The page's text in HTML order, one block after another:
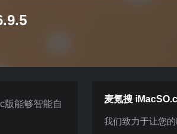
版能够智能自
麦氪搜
我们致力于让您